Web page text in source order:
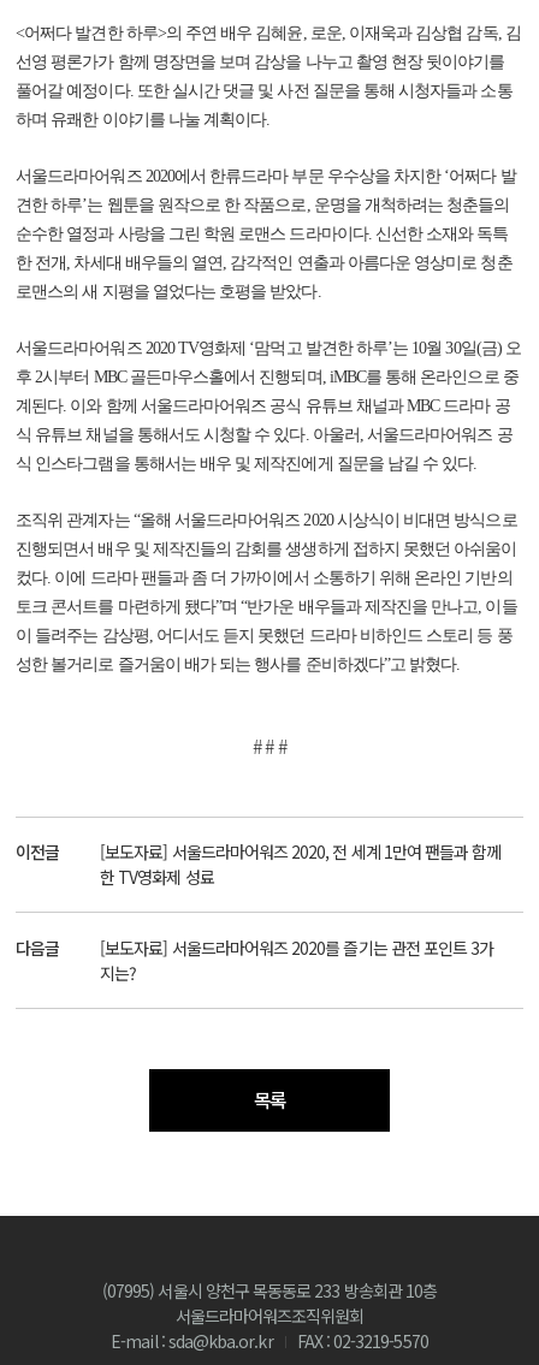
<어쩌다 발견한 하루>의 주연 배우 김혜윤, 로운, 이재욱과 김상협 감독, 김
선영 평론가가 함께 명장면을 보며 감상을 나누고 촬영 현장 뒷이야기를
풀어갈 예정이다. 또한 실시간 댓글 및 사전 질문을 통해 시청자들과 소통
하며 유쾌한 이야기를 나눌 계획이다.
서울드라마어워즈 2020에서 한류드라마 부문 우수상을 차지한 ‘어쩌다 발
견한 하루’는 웹툰을 원작으로 한 작품으로, 운명을 개척하려는 청춘들의
순수한 열정과 사랑을 그린 학원 로맨스 드라마이다. 신선한 소재와 독특
한 전개, 차세대 배우들의 열연, 감각적인 연출과 아름다운 영상미로 청춘
로맨스의 새 지평을 열었다는 호평을 받았다.
서울드라마어워즈 2020 TV영화제 ‘맘먹고 발견한 하루’는 10월 30일(금) 오
후 2시부터 MBC 골든마우스홀에서 진행되며, iMBC를 통해 온라인으로 중
계된다. 이와 함께 서울드라마어워즈 공식 유튜브 채널과 MBC 드라마 공
식 유튜브 채널을 통해서도 시청할 수 있다. 아울러, 서울드라마어워즈 공
식 인스타그램을 통해서는 배우 및 제작진에게 질문을 남길 수 있다.
조직위 관계자는 “올해 서울드라마어워즈 2020 시상식이 비대면 방식으로
진행되면서 배우 및 제작진들의 감회를 생생하게 접하지 못했던 아쉬움이
컸다. 이에 드라마 팬들과 좀 더 가까이에서 소통하기 위해 온라인 기반의
토크 콘서트를 마련하게 됐다”며 “반가운 배우들과 제작진을 만나고, 이들
이 들려주는 감상평, 어디서도 듣지 못했던 드라마 비하인드 스토리 등 풍
성한 볼거리로 즐거움이 배가 되는 행사를 준비하겠다”고 밝혔다.
# # #
이전글
[보도자료] 서울드라마어워즈 2020, 전 세계 1만여 팬들과 함께
한 TV영화제 성료
다음글
[보도자료] 서울드라마어워즈 2020를 즐기는 관전 포인트 3가
지는?
목록
(07995) 서울시 양천구 목동동로 233 방송회관 10층
서울드라마어워즈조직위원회
E-mail : sda@kba.or.kr
FAX : 02-3219-5570